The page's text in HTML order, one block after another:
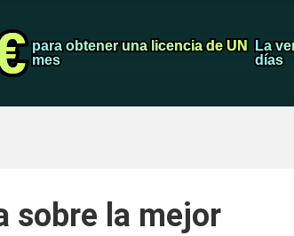
para obtener una licencia de UN
mes
para obtener una licencia de UN
mes
La
días
La
días
Copia
sobre la mejor